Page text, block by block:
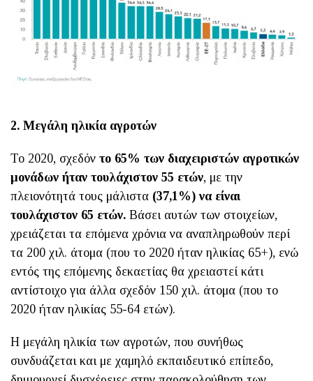
2. Μεγάλη ηλικία αγροτών
Το 2020, σχεδόν το 65% των διαχειριστών αγροτικών
μονάδων ήταν τουλάχιστον 55 ετών, με την
πλειονότητά τους μάλιστα (37,1%) να είναι
τουλάχιστον 65 ετών. Βάσει αυτών των στοιχείων,
χρειάζεται τα επόμενα χρόνια να αναπληρωθούν περί
τα 200 χιλ. άτομα (που το 2020 ήταν ηλικίας 65+), ενώ
εντός της επόμενης δεκαετίας θα χρειαστεί κάτι
αντίστοιχο για άλλα σχεδόν 150 χιλ. άτομα (που το
2020 ήταν ηλικίας 55-64 ετών).
Η μεγάλη ηλικία των αγροτών, που συνήθως
συνδυάζεται και με χαμηλό εκπαιδευτικό επίπεδο,